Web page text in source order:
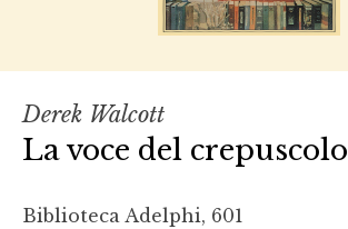
Derek Walcott
La voce del crepuscolo
Biblioteca Adelphi, 601